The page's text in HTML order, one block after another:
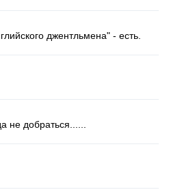
джентльмена" - есть.
не добраться......